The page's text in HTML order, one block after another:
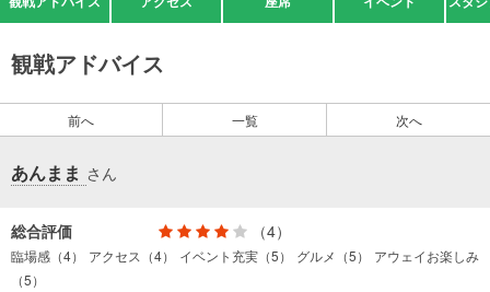
観戦アドバイス
前へ 一覧 次へ
あんまま さん
総合評価 （4）
臨場感（4） アクセス（4） イベント充実（5） グルメ（5）
アウェイお楽しみ
（5）